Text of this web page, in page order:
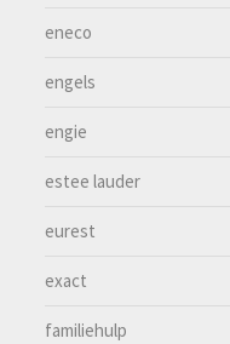
eneco
engels
engie
estee lauder
eurest
exact
familiehulp